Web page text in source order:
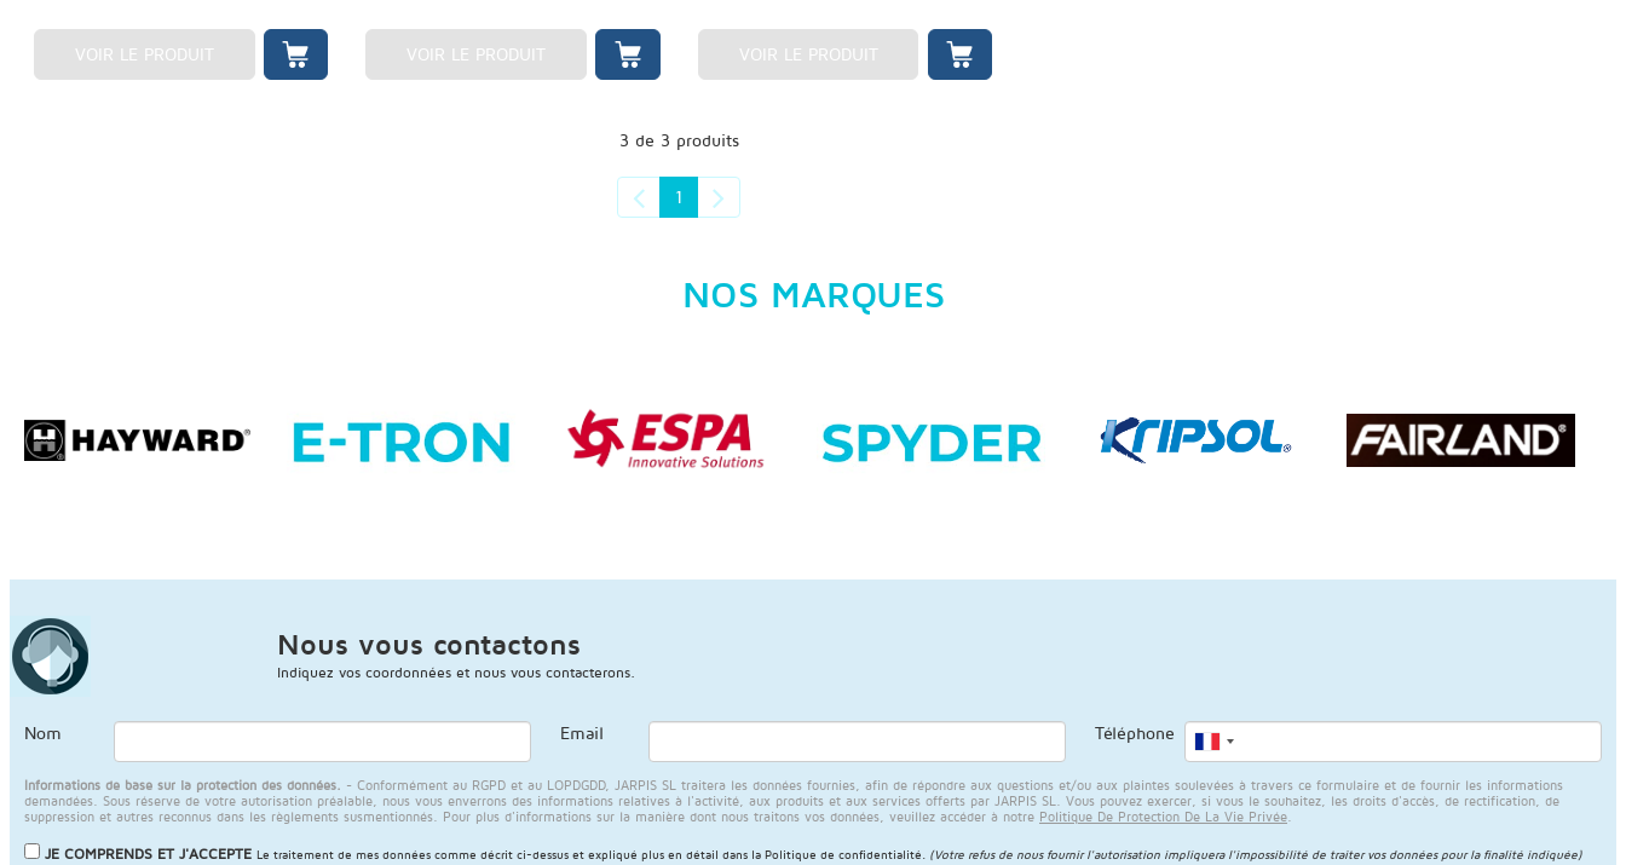
VOIR LE PRODUIT VOIR LE PRODUIT VOIR LE PRODUIT
3 de 3 produits
1
NOS MARQUES
Nous vous contactons
Indiquez vos coordonnées et nous vous contacterons.
Nom Email Téléphone
Informations de base sur la protection des données. - Conformément au RGPD et au LOPDGDD, JARPIS SL traitera les données fournies, afin de répondre aux questions et/ou aux plaintes soulevées à travers ce formulaire et de fournir les informations
demandées. Sous réserve de votre autorisation préalable, nous vous enverrons des informations relatives à l'activité, aux produits et aux services offerts par JARPIS SL. Vous pouvez exercer, si vous le souhaitez, les droits d'accès, de rectification, de
suppression et autres reconnus dans les règlements susmentionnés. Pour plus d'informations sur la manière dont nous traitons vos données, veuillez accéder à notre Politique De Protection De La Vie Privée
JE COMPRENDS ET J'ACCEPTE Le traitement de mes données comme décrit ci-dessus et expliqué plus en détail dans la Politique de confidentialité (Votre refus de nous fournir l'autorisation impliquera l'impossibilité de traiter vos données pour la finalité indiquée)